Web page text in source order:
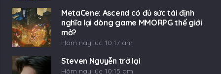
MetaCene: Ascend có đủ sức tái định
nghĩa lại dòng game MMORPG thế giới
mở?
Hôm nay lúc 10:17 am
Steven Nguyễn trở lại
Hôm nay lúc 10:15 am